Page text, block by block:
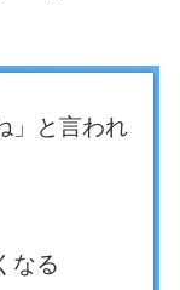
」と言われ
なる